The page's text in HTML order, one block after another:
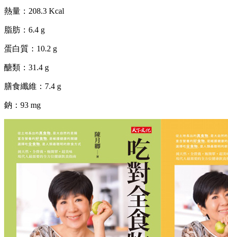
熱量：208.3 Kcal
脂肪：6.4 g
蛋白質：10.2 g
醣類：31.4 g
膳食纖維：7.4 g
鈉：93 mg